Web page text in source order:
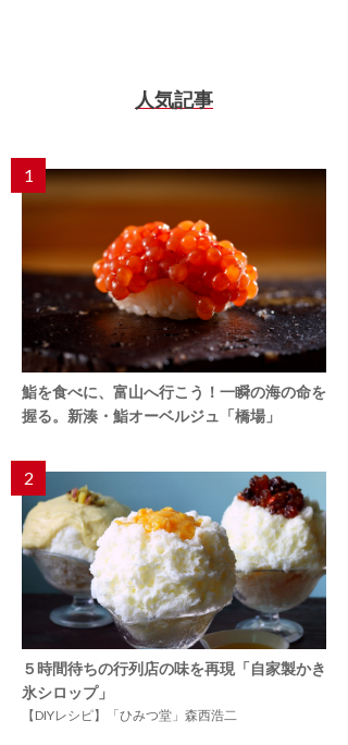
人気記事
1
鮨を食べに、富山へ行こう！一瞬の海の命を
握る。新湊・鮨オーベルジュ「橋場」
2
５時間待ちの行列店の味を再現「自家製かき
氷シロップ」
【DIYレシピ】「ひみつ堂」森西浩二